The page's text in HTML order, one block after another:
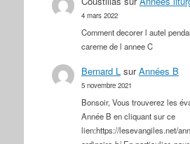
4 mars 2022
Comment decorer l autel
careme de l annee C
Bernard L surAnnées B
5 novembre 2021
Bonsoir, Vous trouverez les
Année B en cliquant sur ce
lien:https://lesevangiles.net/